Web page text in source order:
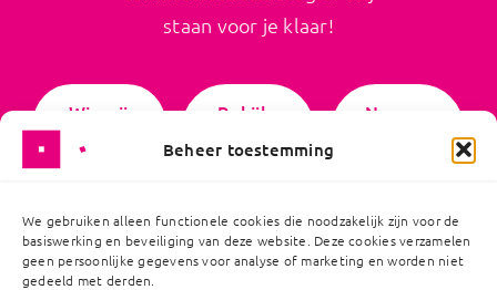
Beheer toestemming
We gebruiken alleen functionele cookies die noodzakelijk zijn voor de
basiswerking en beveiliging van deze website. Deze cookies verzamelen
geen persoonlijke gegevens voor analyse of marketing en worden niet
gedeeld met derden.
staan voor je klaar!
Wie wij
Bekijk
werk
Neem